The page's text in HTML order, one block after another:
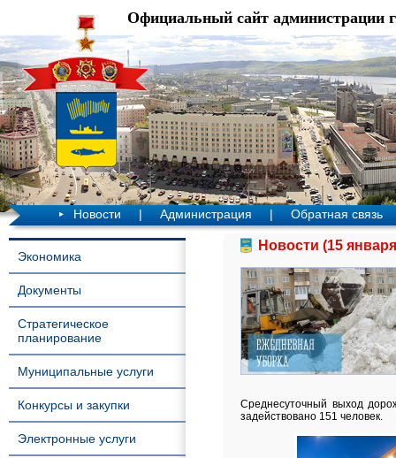
Официальный сайт администрации
Новости | Администрация | Обратная связь
Экономика
Документы
Стратегическое
планирование
Муниципальные услуги
Конкурсы и закупки
Электронные услуги
Новости (15
Среднесуточный выход
задействовано 151 человек.